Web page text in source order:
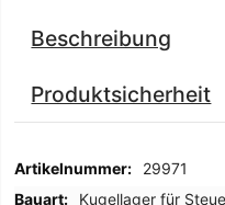
Beschreibung
Produktsicherheit
Mehr
Informationen
29971
Kugellager für